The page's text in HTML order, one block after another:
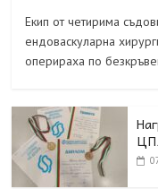
Екип от четирима
ендоваскуларна
оперираха по